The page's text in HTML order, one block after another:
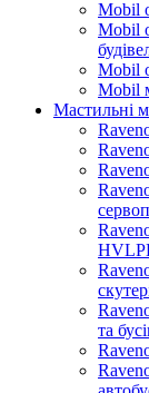
Mobil
Mobil
Mobil
Mobil
Мастильні
та